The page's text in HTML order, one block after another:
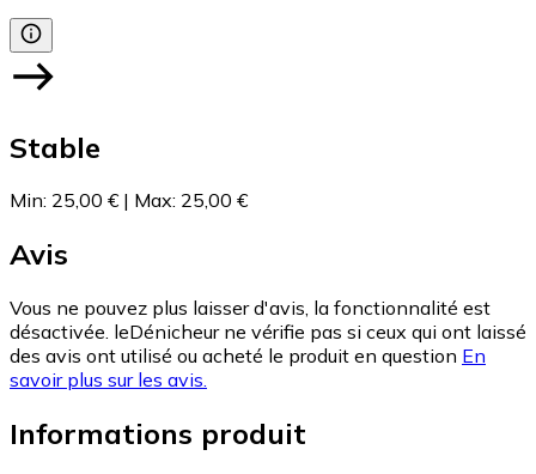
Stable
Min: 25,00 € | Max: 25,00 €
Avis
Vous ne pouvez plus laisser d'avis, la fonctionnalité est
désactivée. leDénicheur ne vérifie pas si ceux qui ont laissé
des avis ont utilisé ou acheté le produit en question En
savoir plus sur les avis.
Informations produit